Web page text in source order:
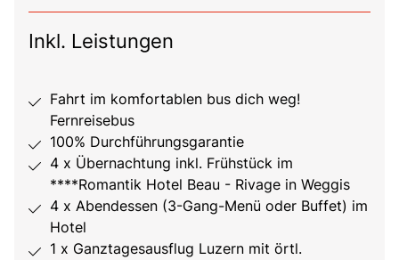
Inkl. Leistungen
Fahrt im komfortablen bus dich weg!
Fernreisebus
100% Durchführungsgarantie
4 x Übernachtung inkl. Frühstück im
****Romantik Hotel Beau - Rivage in Weggis
4 x Abendessen (3-Gang-Menü oder Buffet) im
Hotel
1 x Ganztagesausflug Luzern mit örtl.